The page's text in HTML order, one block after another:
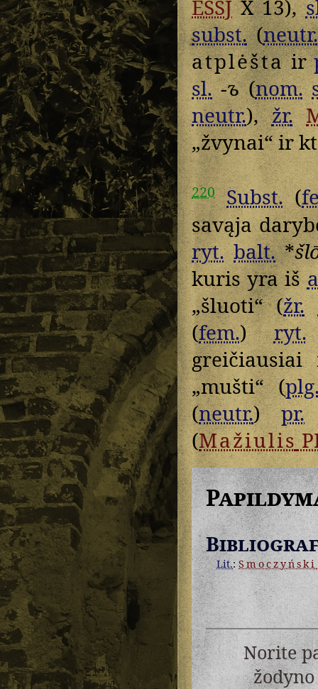
ESSJX 13),
subst.(neutr.
atplėštair
sl. -ъ(nom.
neutr.),žr.
„žvynai“ ir
220 Subst.(
savąja
ryt. balt.*
kuris yra iš
„šluoti“ (žr.
(fem.)ryt.
„mušti“ (
(neutr.)pr.
(Mažiulis
Lit.:Smoczyński
Norite